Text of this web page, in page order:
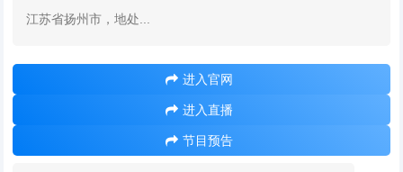
江苏省扬州市，地处...
进入官网
进入直播
节目预告